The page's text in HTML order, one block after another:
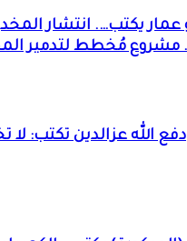
عمار يكتب…. انتشار
مشروع مُخطط لتدمير
الله عزالدين تكتب: لا